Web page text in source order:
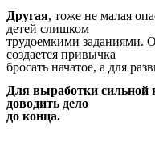
Другая, тоже не малая
детей слишком
трудоемкими заданиями.
создается привычка
бросать начатое, а для
Для выработки сильной
доводить дело
до конца.